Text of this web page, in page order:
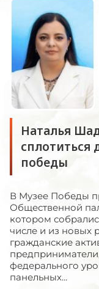
Наталья
сплотиться
победы
В Музее Победы
Общественной
котором
числе и из новых
гражданские
федерального
панельных...